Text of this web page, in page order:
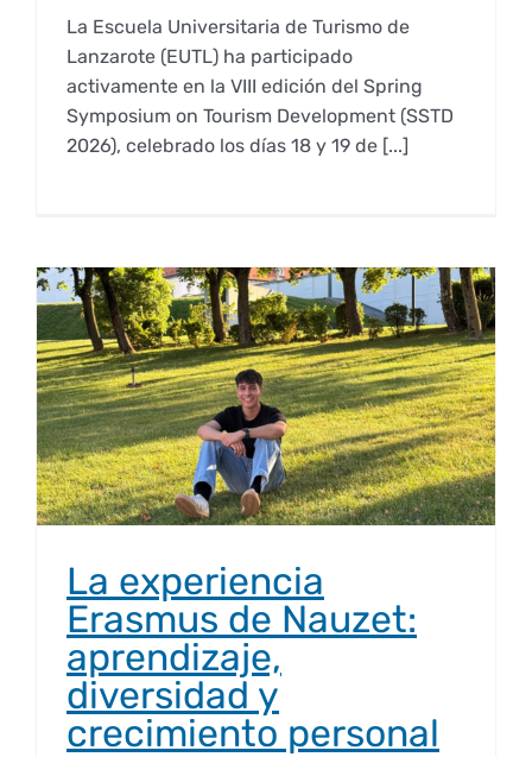
La Escuela Universitaria de Turismo de
Lanzarote (EUTL) ha participado
activamente en la VIII edición del Spring
Symposium on Tourism Development (SSTD
2026), celebrado los días 18 y 19 de [...]
La experiencia
Erasmus de Nauzet:
aprendizaje,
diversidad y
crecimiento personal